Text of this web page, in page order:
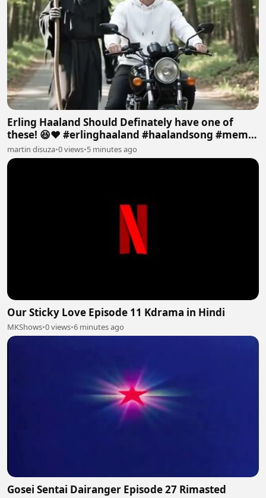
Erling Haaland Should Definately have one of
these! 😆❤️ #erlinghaaland #haalandsong #memes
#viral
martin disuza•0 views•5 minutes ago
Our Sticky Love Episode 11 Kdrama in Hindi
MKShows•0 views•6 minutes ago
Gosei Sentai Dairanger Episode 27 Rimasted